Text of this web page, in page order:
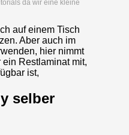
da wir eine kleine
auf einem Tisch
Aber auch im
hier nimmt
Restlaminat mit,
ist,
selber